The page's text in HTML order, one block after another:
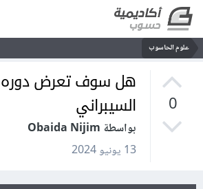
علوم الحاسوب
0
هل سوف تعرض دوره
السيبراني
بواسطة Obaida Nijim
13 يونيو 2024